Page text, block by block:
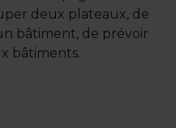
deux plateaux, de
bâtiment, de prévoir
bâtiments.